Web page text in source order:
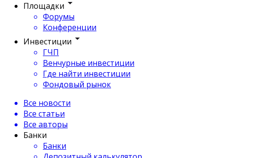
Площадки
Форумы
Конференции
Инвестиции
ГЧП
Венчурные инвестиции
Где найти инвестиции
Фондовый рынок
Все новости
Все статьи
Все авторы
Банки
Банки